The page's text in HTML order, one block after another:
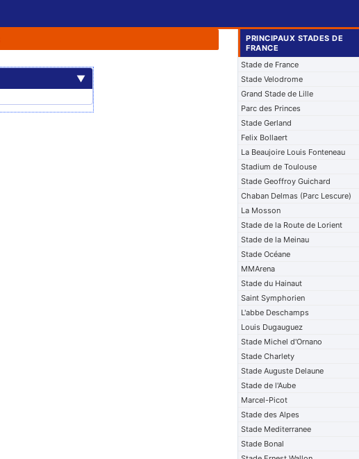
▼
PRINCIPAUX STADES DE
FRANCE
Stade de France
Stade Velodrome
Grand Stade de Lille
Parc des Princes
Stade Gerland
Felix Bollaert
La Beaujoire Louis Fonteneau
Stadium de Toulouse
Stade Geoffroy Guichard
Chaban Delmas (Parc Lescure)
La Mosson
Stade de la Route de Lorient
Stade de la Meinau
Stade Océane
MMArena
Stade du Hainaut
Saint Symphorien
L'abbe Deschamps
Louis Dugauguez
Stade Michel d'Ornano
Stade Charlety
Stade Auguste Delaune
Stade de l'Aube
Marcel-Picot
Stade des Alpes
Stade Mediterranee
Stade Bonal